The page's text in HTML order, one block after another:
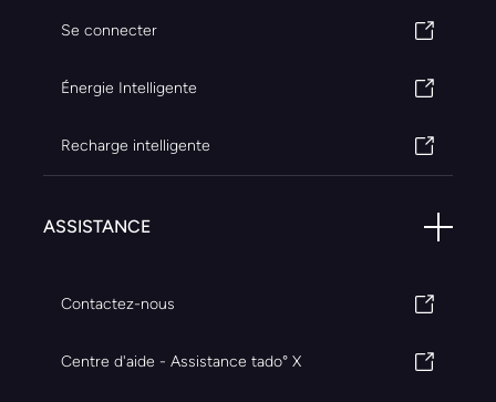
Se connecter
Énergie Intelligente
Recharge intelligente
ASSISTANCE
Contactez-nous
Centre d'aide - Assistance tado° X